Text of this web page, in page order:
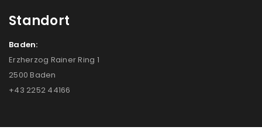
Standort
Baden:
Erzherzog Rainer Ring 1
2500 Baden
+43 2252 44166